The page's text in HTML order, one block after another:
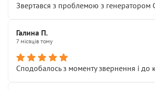
Звертався з проблемою з генератором
Галина П.
7 місяців тому
Сподобалось з моменту звернення і